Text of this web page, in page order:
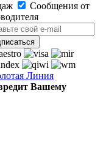
Сообщения от
Вашему